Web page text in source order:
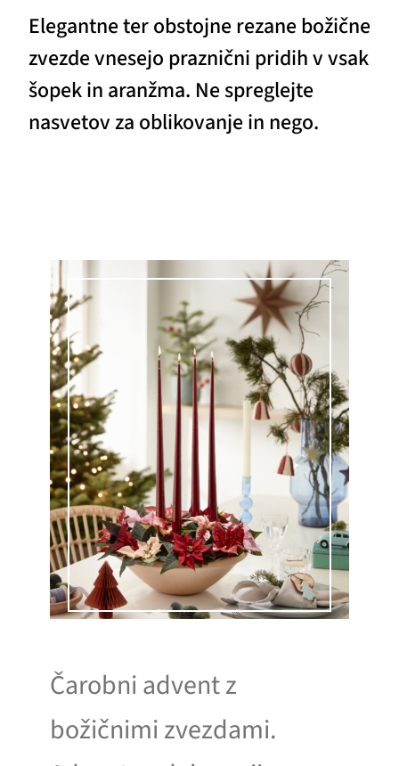
Elegantne ter obstojne rezane božične
zvezde vnesejo praznični pridih v vsak
šopek in aranžma. Ne spreglejte
nasvetov za oblikovanje in nego.
Čarobni advent z
božičnimi zvezdami.